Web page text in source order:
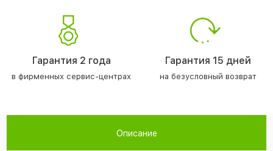
Гарантия 2 года
в фирменных сервис-центрах
Гарантия 15 дней
на безусловный возврат
Описание